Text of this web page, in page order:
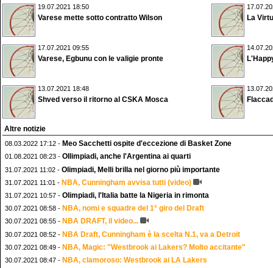
19.07.2021 18:50
Varese mette sotto contratto Wilson La
17.07.2021 09:55
Varese, Egbunu con le valigie pronte
13.07.2021 18:48
Shved verso il ritorno al CSKA Mosca
Altre notizie
08.03.2022 17:12 - Meo Sacchetti ospite d'eccezione di Basket Zone
01.08.2021 08:23 - OIlimpiadi, anche l'Argentina ai quarti
31.07.2021 11:02 - Olimpiadi, Melli brilla nel giorno più importante
31.07.2021 11:01 - NBA, Cunningham avvisa tutti (video)
31.07.2021 10:57 - Olimpiadi, l'Italia batte la Nigeria in rimonta
30.07.2021 08:58 - NBA, nomi e squadre del 1° giro del Draft
30.07.2021 08:55 - NBA DRAFT, il video...
30.07.2021 08:52 - NBA Draft, Cunningham è la scelta N.1, va a Detroit
30.07.2021 08:49 - NBA, Magic: "Westbrook ai Lakers? Molto accitante"
30.07.2021 08:47 - NBA, clamoroso: Westbrook ai LA Lakers